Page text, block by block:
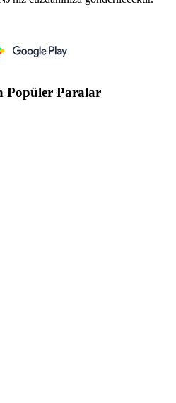
Popüler Paralar